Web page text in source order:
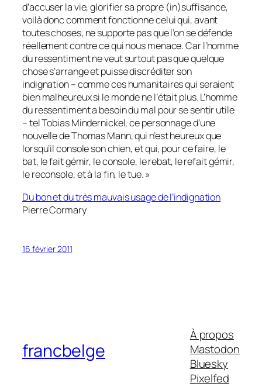
d’accuser la vie, glorifier sa propre (in)suffisance,
voilà donc comment fonctionne celui qui, avant
toutes choses, ne supporte pas que l’on se défende
réellement contre ce qui nous menace. Car l’homme
du ressentiment ne veut surtout pas que quelque
chose s’arrange et puisse discréditer son
indignation – comme ces humanitaires qui seraient
bien malheureux si le monde ne l’était plus. L’homme
du ressentiment a besoin du mal pour se sentir utile
– tel Tobias Mindernickel, ce personnage d’une
nouvelle de Thomas Mann, qui n’est heureux que
lorsqu’il console son chien, et qui, pour ce faire, le
bat, le fait gémir, le console, le rebat, le refait gémir,
le reconsole, et à la fin, le tue. »
Du bon et du très mauvais usage de l’indignation
Pierre Cormary
16 février 2011
francbelge
À propos
Mastodon
Bluesky
Pixelfed